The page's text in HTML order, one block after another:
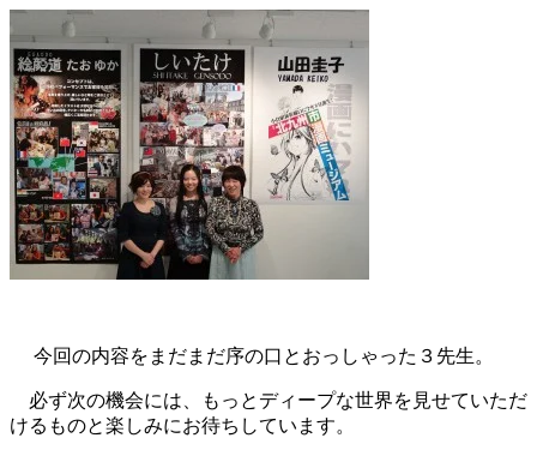
今回の内容をまだまだ序の口とおっしゃった３先生。
必ず次の機会には、もっとディープな世界を見せていただ
けるものと楽しみにお待ちしています。